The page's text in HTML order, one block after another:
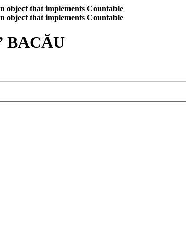
object that implements Countable
object that implements Countable
BACĂU